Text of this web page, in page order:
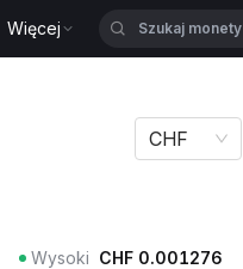
Więcej
CHF
Wysoki CHF 0.001276